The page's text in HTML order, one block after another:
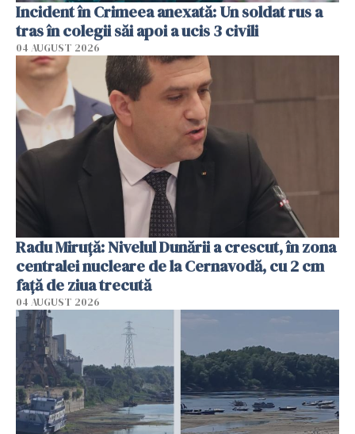
Incident în Crimeea anexată: Un soldat rus a
tras în colegii săi apoi a ucis 3 civili
04 AUGUST 2026
Radu Miruţă: Nivelul Dunării a crescut, în zona
centralei nucleare de la Cernavodă, cu 2 cm
faţă de ziua trecută
04 AUGUST 2026